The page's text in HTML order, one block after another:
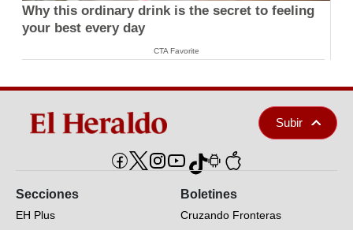
Why this ordinary drink is the secret to feeling
your best every day
CTA Favorite
Subir
Secciones
EH Plus
Boletines
Cruzando Fronteras